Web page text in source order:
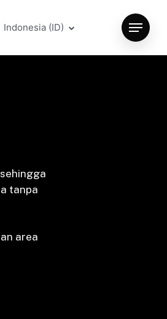
Indonesia (ID) Menu
tanpa
area